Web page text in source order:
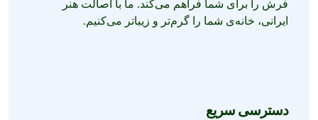
فرش را برای شما فراهم می‌کند. ما با اصالت هنر
ایرانی، خانه‌ی شما را گرم‌تر و زیباتر می‌کنیم.
دسترسی سریع